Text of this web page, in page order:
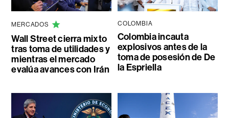
MERCADOS
Wall Street cierra mixto
tras toma de utilidades y
mientras el mercado
evalúa avances con Irán
COLOMBIA
Colombia incauta
explosivos antes de la
toma de posesión de De
la Espriella